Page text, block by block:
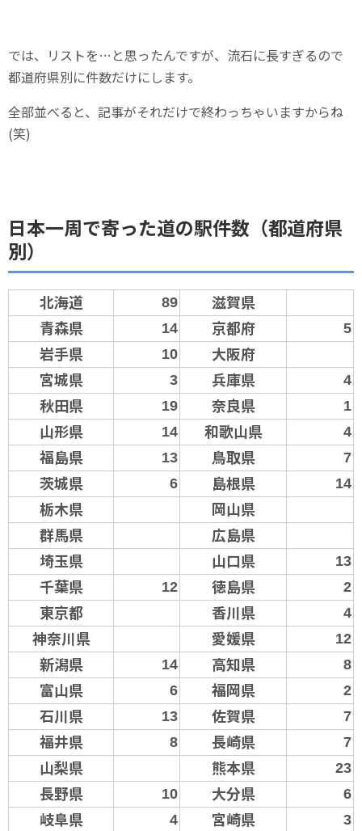
では、リストを…と思ったんですが、流石に長すぎるので
都道府県別に件数だけにします。
全部並べると、記事がそれだけで終わっちゃいますからね
(笑)
日本一周で寄った道の駅件数（都道府県
別）
北海道 89
滋賀県
青森県
14 京都府 5
岩手県 10
大阪府
宮城県
3 兵庫県 4
秋田県 19 奈良県 1
山形県 14 和歌山県 4
福島県 13 鳥取県 7
茨城県 6 島根県 14
栃木県
岡山県
群馬県
広島県
埼玉県
山口県 13
千葉県 12 徳島県 2
東京都 香川県 4
神奈川県 愛媛県 12
新潟県 14 高知県 8
富山県 6 福岡県 2
石川県 13 佐賀県 7
福井県 8 長崎県 7
山梨県 熊本県 23
長野県 10 大分県 6
岐阜県 4 宮崎県 3